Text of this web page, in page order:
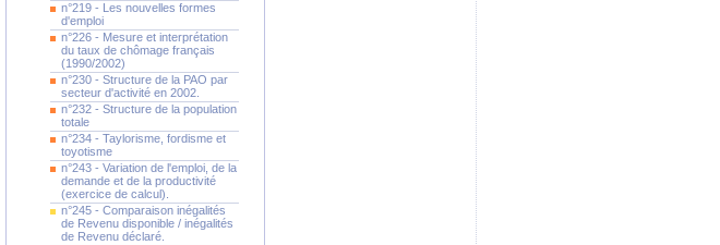
n°219 - Les nouvelles formes
d'emploi
n°226 - Mesure et interprétation
du taux de chômage français
(1990/2002)
n°230 - Structure de la PAO par
secteur d'activité en 2002.
n°232 - Structure de la population
totale
n°234 - Taylorisme, fordisme et
toyotisme
n°243 - Variation de l'emploi, de la
demande et de la productivité
(exercice de calcul).
n°245 - Comparaison inégalités
de Revenu disponible / inégalités
de Revenu déclaré.